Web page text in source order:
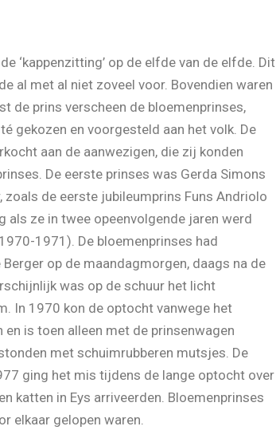
‘kappenzitting’ op de elfde van de elfde. Dit
al met al niet zoveel voor. Bovendien waren
de prins verscheen de bloemenprinses,
gekozen en voorgesteld aan het volk. De
aan de aanwezigen, die zij konden
De eerste prinses was Gerda Simons
de eerste jubileumprins Funs Andriolo
als ze in twee opeenvolgende jaren werd
1971). De bloemenprinses had
op de maandagmorgen, daags na de
was op de schuur het licht
In 1970 kon de optocht vanwege het
is toen alleen met de prinsenwagen
met schuimrubberen mutsjes. De
ging het mis tijdens de lange optocht over
katten in Eys arriveerden. Bloemenprinses
elkaar gelopen waren.